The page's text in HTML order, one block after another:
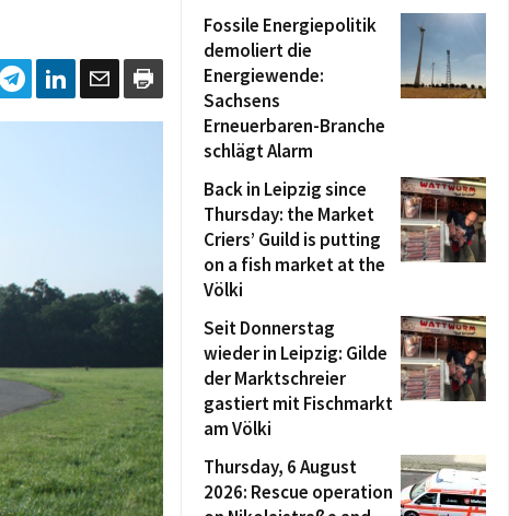
Fossile Energiepolitik
demoliert die
Energiewende:
Sachsens
Erneuerbaren-Branche
schlägt Alarm
Back in Leipzig since
Thursday: the Market
Criers’ Guild is putting
on a fish market at the
Völki
Seit Donnerstag
wieder in Leipzig: Gilde
der Marktschreier
gastiert mit Fischmarkt
am Völki
Thursday, 6 August
2026: Rescue operation